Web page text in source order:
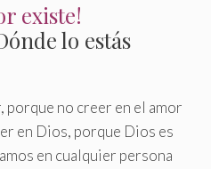
existe!
lo estás
porque no creer en el amor
en Dios, porque Dios es
en cualquier persona